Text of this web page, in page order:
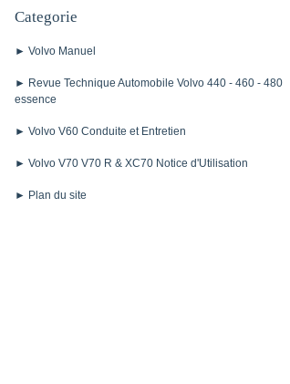
Categorie
► Volvo Manuel
► Revue Technique Automobile Volvo 440 - 460 - 480
essence
► Volvo V60 Conduite et Entretien
► Volvo V70 V70 R & XC70 Notice d'Utilisation
► Plan du site